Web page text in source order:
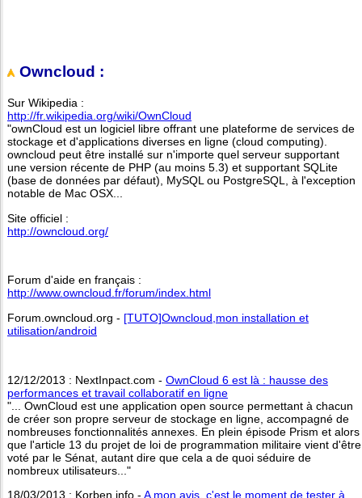
Owncloud :
Sur Wikipedia :
http://fr.wikipedia.org/wiki/OwnCloud
"ownCloud est un logiciel libre offrant une plateforme de services de
stockage et d'applications diverses en ligne (cloud computing).
owncloud peut être installé sur n'importe quel serveur supportant
une version récente de PHP (au moins 5.3) et supportant SQLite
(base de données par défaut), MySQL ou PostgreSQL, à l'exception
notable de Mac OSX...
Site officiel :
http://owncloud.org/
Forum d'aide en français :
http://www.owncloud.fr/forum/index.html
Forum.owncloud.org - [TUTO]Owncloud,mon installation et
utilisation/android
12/12/2013 : NextInpact.com - OwnCloud 6 est là : hausse des
performances et travail collaboratif en ligne
"... OwnCloud est une application open source permettant à chacun
de créer son propre serveur de stockage en ligne, accompagné de
nombreuses fonctionnalités annexes. En plein épisode Prism et alors
que l'article 13 du projet de loi de programmation militaire vient d'être
voté par le Sénat, autant dire que cela a de quoi séduire de
nombreux utilisateurs..."
18/03/2013 : Korben.info - A mon avis, c'est le moment de tester à